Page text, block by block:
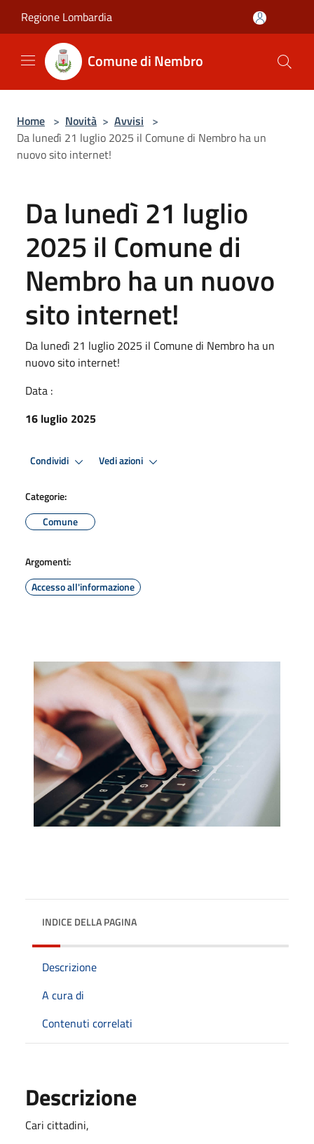
Regione Lombardia
Comune di Nembro
Home > Novità > Avvisi >
Da lunedì 21 luglio 2025 il Comune di Nembro ha un
nuovo sito internet!
Da lunedì 21 luglio
2025 il Comune di
Nembro ha un nuovo
sito internet!
Da lunedì 21 luglio 2025 il Comune di Nembro ha un
nuovo sito internet!
Data :
16 luglio 2025
Condividi Vedi azioni
Categorie:
Comune
Argomenti:
Accesso all'informazione
INDICE DELLA PAGINA
Descrizione
A cura di
Contenuti correlati
Descrizione
Cari cittadini,